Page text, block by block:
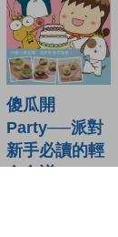
傻瓜開
Party──派對
新手必讀的輕
食食譜